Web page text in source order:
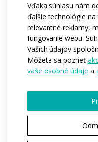
Vďaka súhlasu nám
ďalšie technológie
relevantné reklamy,
fungovanie webu.
Vašich údajov
Môžete sa pozrieť
vaše osobné údaje a
Cyklistický dres je k
at28) alebo sport
aj v zúženej profi
(at25).
Kód:
at02
122 /